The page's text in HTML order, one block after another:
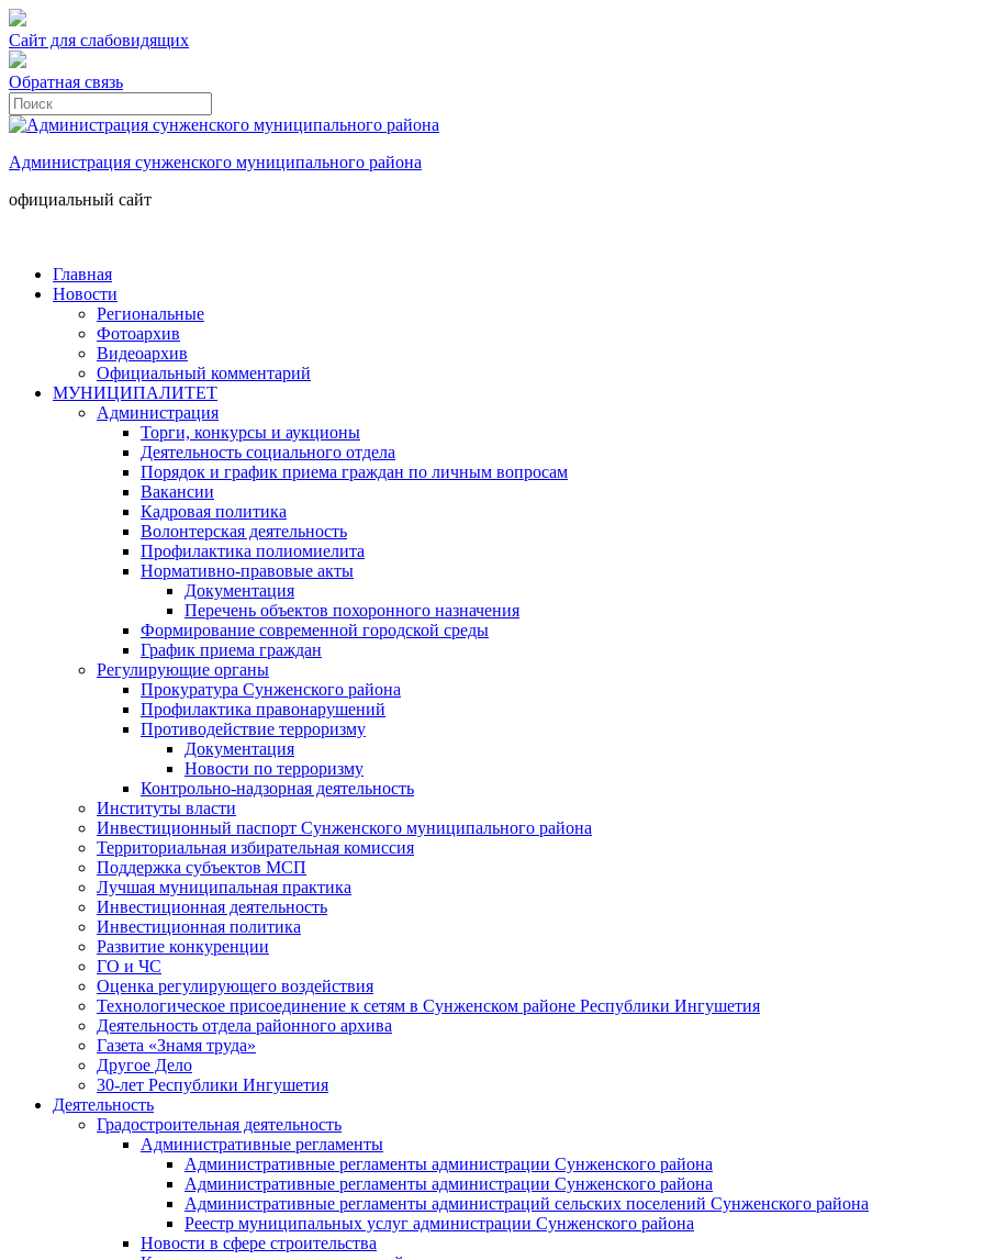
Сайт для слабовидящих
Обратная связь
Администрация сунженского муниципального района
официальный сайт
Главная
Новости
Региональные
Фотоархив
Видеоархив
Официальный комментарий
МУНИЦИПАЛИТЕТ
Администрация
Торги, конкурсы и аукционы
Деятельность социального отдела
Порядок и график приема граждан по личным вопросам
Вакансии
Кадровая политика
Волонтерская деятельность
Профилактика полиомиелита
Нормативно-правовые акты
Документация
Перечень объектов похоронного назначения
Формирование современной городской среды
График приема граждан
Регулирующие органы
Прокуратура Сунженского района
Профилактика правонарушений
Противодействие терроризму
Документация
Новости по терроризму
Контрольно-надзорная деятельность
Институты власти
Инвестиционный паспорт Сунженского муниципального района
Территориальная избирательная комиссия
Поддержка субъектов МСП
Лучшая муниципальная практика
Инвестиционная деятельность
Инвестиционная политика
Развитие конкуренции
ГО и ЧС
Оценка регулирующего воздействия
Технологическое присоединение к сетям в Сунженском районе Республики Ингушетия
Деятельность отдела районного архива
Газета «Знамя труда»
Другое Дело
30-лет Республики Ингушетия
Деятельность
Градостроительная деятельность
Административные регламенты
Административные регламенты администрации Сунженского района
Административные регламенты администрации Сунженского района
Административные регламенты администраций сельских поселений Сунженского района
Реестр муниципальных услуг администрации Сунженского района
Новости в сфере строительства